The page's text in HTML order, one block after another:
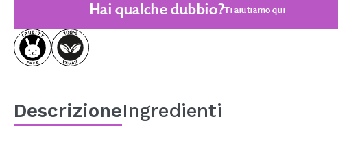
SPECIALE
OUTLET
PROSSIMAMENTE
Hai qualche dubbio?Ti aiutiamoqui
DescrizioneIngredienti